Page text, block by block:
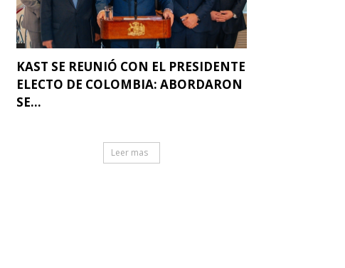
KAST SE REUNIÓ CON EL PRESIDENTE
ELECTO DE COLOMBIA: ABORDARON
SE...
Leer mas